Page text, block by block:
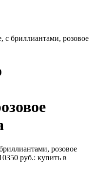
с бриллиантами, розовое